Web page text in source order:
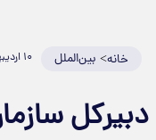
خانه> بین‌الملل ۱۰ اردیبهشت ۱۴۰۵
دبیرکل